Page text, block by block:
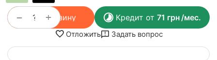
+
− В корзину Кредит от 71 грн/мес.
Отложить Задать вопрос